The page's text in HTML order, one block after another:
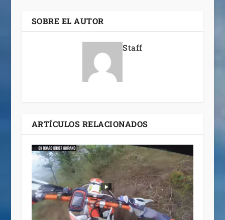
SOBRE EL AUTOR
Staff
ARTÍCULOS RELACIONADOS